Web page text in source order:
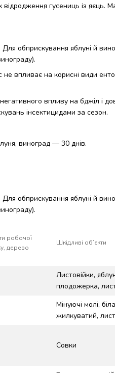
гусениць із яєць.
обприскування яблуні й
не впливає на корисні види
впливу на бджіл і
інсектицидами за сезон.
виноград — 30 днів.
обприскування яблуні й
робочої
дерево
Шкідливі об’єкти
Листовійки,
плодожерка,
Мінуючі молі,
жилкуватий,
Совки